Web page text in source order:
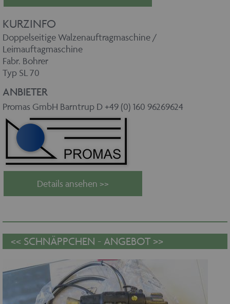
KURZINFO
Doppelseitige Walzenauftragmaschine /
Leimauftagmaschine
Fabr. Bohrer
Typ SL 70
ANBIETER
Promas GmbH Barntrup D +49 (0) 160 96269624
Details ansehen >>